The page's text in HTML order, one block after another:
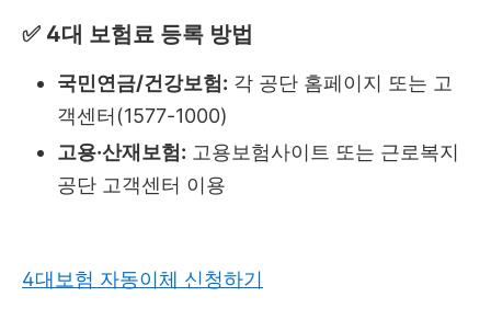
✅ 4대 보험료 등록 방법
국민연금/건강보험: 각 공단 홈페이지 또는 고
객센터(1577-1000)
고용·산재보험: 고용보험사이트 또는 근로복지
공단 고객센터 이용
4대보험 자동이체 신청하기